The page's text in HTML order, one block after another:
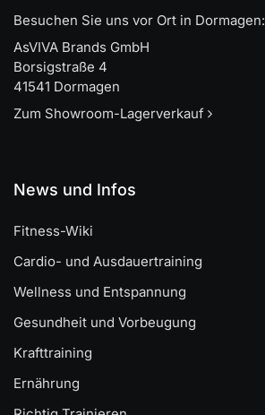
Besuchen Sie uns vor Ort in Dormagen:
AsVIVA Brands GmbH
Borsigstraße 4
41541 Dormagen
Zum Showroom-Lagerverkauf
News und Infos
Fitness-Wiki
Cardio- und Ausdauertraining
Wellness und Entspannung
Gesundheit und Vorbeugung
Krafttraining
Ernährung